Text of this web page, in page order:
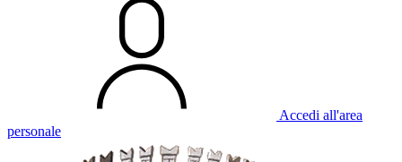
Accedi all'area
personale